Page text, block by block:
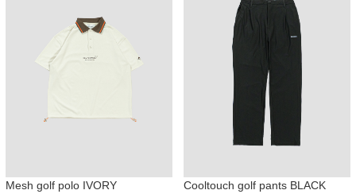
Mesh golf polo IVORY Cooltouch golf pants BLACK